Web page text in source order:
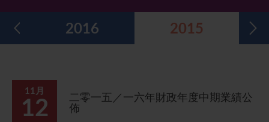
五年財務摘要
過去投資者活動
股息資料
分析師資料
月報表/翌日披露報表
致非登記股東函件
股東會委任表格
股東權利
環境、社會及管治報告
聯合國可持續發展目標
社會責任網站 (英文版)
多媒體資料庫 2016 2015
11月
12
二零一五／一六年財政年度中期業績公
佈